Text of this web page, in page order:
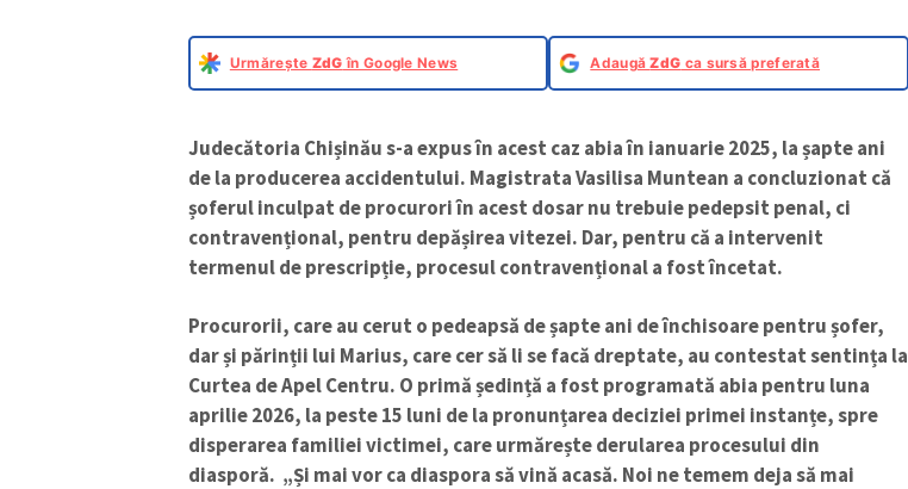
Urmărește ZdG în Google News AdaugăZdG ca sursă preferată
Judecătoria Chișinău s-a expus în acest caz abia în ianuarie 2025, la șapte ani
de la producerea accidentului. Magistrata Vasilisa Muntean a concluzionat că
șoferul inculpat de procurori în acest dosar nu trebuie pedepsit penal, ci
contravențional, pentru depășirea vitezei. Dar, pentru că a intervenit
termenul de prescripție, procesul contravențional a fost încetat.
Procurorii, care au cerut o pedeapsă de șapte ani de închisoare pentru șofer,
dar și părinții lui Marius, care cer să li se facă dreptate, au contestat sentința la
Curtea de Apel Centru. O primă ședință a fost programată abia pentru luna
aprilie 2026, la peste 15 luni de la pronunțarea deciziei primei instanțe, spre
disperarea familiei victimei, care urmărește derularea procesului din
diasporă. „Și mai vor ca diaspora să vină acasă. Noi ne temem deja să mai